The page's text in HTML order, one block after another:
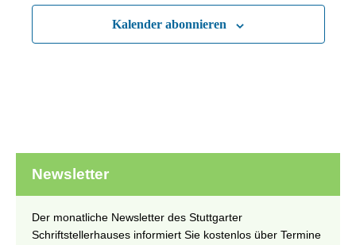
Kalender abonnieren
Newsletter
Der monatliche Newsletter des Stuttgarter
Schriftstellerhauses informiert Sie kostenlos über Termine